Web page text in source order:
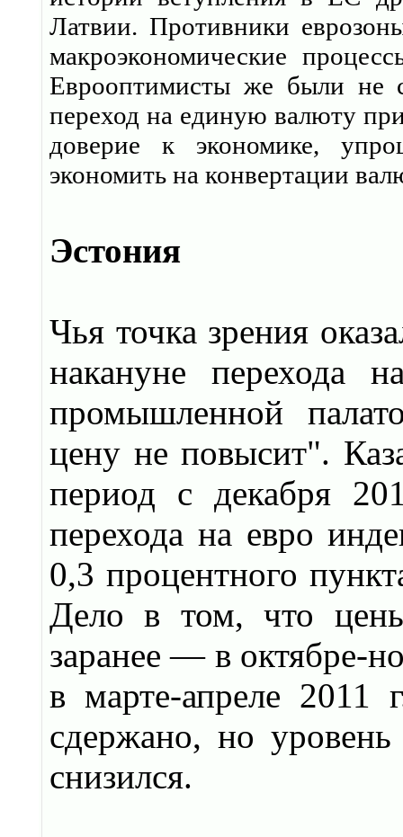
Латвии. Противники
макроэкономические
Еврооптимисты же были не
переход на единую валюту
доверие к экономике,
экономить на конвертации
Эстония
Чья точка зрения
накануне перехода
промышленной
цену не повысит".
период с декабря
перехода на евро
0,3 процентного
Дело в том, что
заранее — в октябре-
в марте-апреле 2011
сдержано, но
снизился.